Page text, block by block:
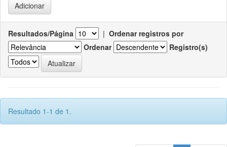
Resultados/Página | Ordenar registros por
Ordenar
Registro(s)
Resultado 1-1 de 1.